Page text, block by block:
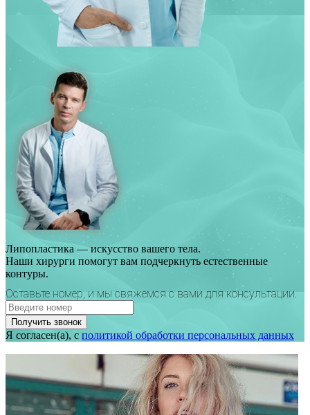
Липопластика — искусство вашего тела.
Наши хирурги помогут вам подчеркнуть естественные
контуры.
Оставьте номер, и мы свяжемся с вами для консультации.
Получить звонок
Я согласен(а), с политикой обработки персональных данных